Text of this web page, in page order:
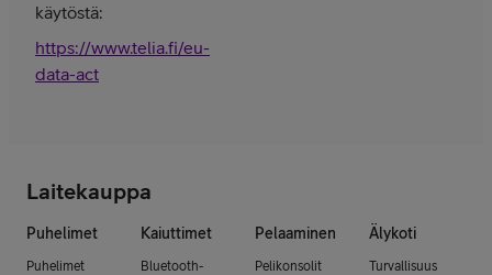
käytöstä:
https://www.telia.fi/eu-
data-act
Laitekauppa
Puhelimet
Puhelimet
Kaiuttimet
Bluetooth-
Pelaaminen
Pelikonsolit
Älykoti
Turvallisuus